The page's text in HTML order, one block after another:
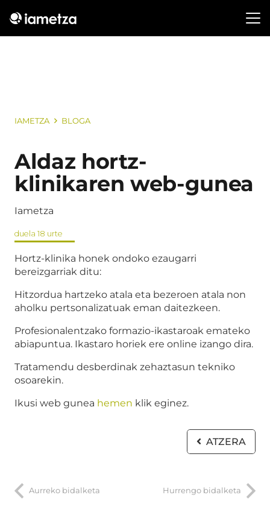
IAMETZA BLOGA
Aldaz hortz-
klinikaren web-gunea
Iametza
duela 18 urte
Hortz-klinika honek ondoko ezaugarri
bereizgarriak ditu:
Hitzordua hartzeko atala eta bezeroen atala non
aholku pertsonalizatuak eman daitezkeen.
Profesionalentzako formazio-ikastaroak emateko
abiapuntua. Ikastaro horiek ere online izango dira.
Tratamendu desberdinak zehaztasun tekniko
osoarekin.
Ikusi web gunea hemen klik eginez.
ATZERA
Aurreko bidalketa Hurrengo bidalketa